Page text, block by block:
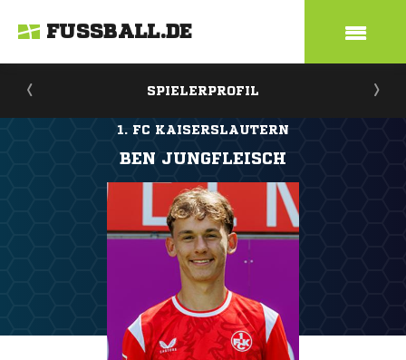
FUSSBALL.DE
SPIELERPROFIL
1. FC KAISERSLAUTERN
BEN JUNGFLEISCH